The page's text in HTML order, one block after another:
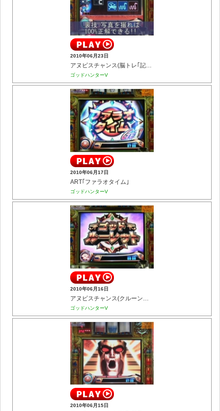
2010年06月23日
アヌビスチャンス(脳トレ｢記憶力｣)
ゴッドハンターV
2010年06月17日
ART｢ファラオタイム｣
ゴッドハンターV
2010年06月16日
アヌビスチャンス(クルーンチャレンジ)
ゴッドハンターV
2010年06月15日